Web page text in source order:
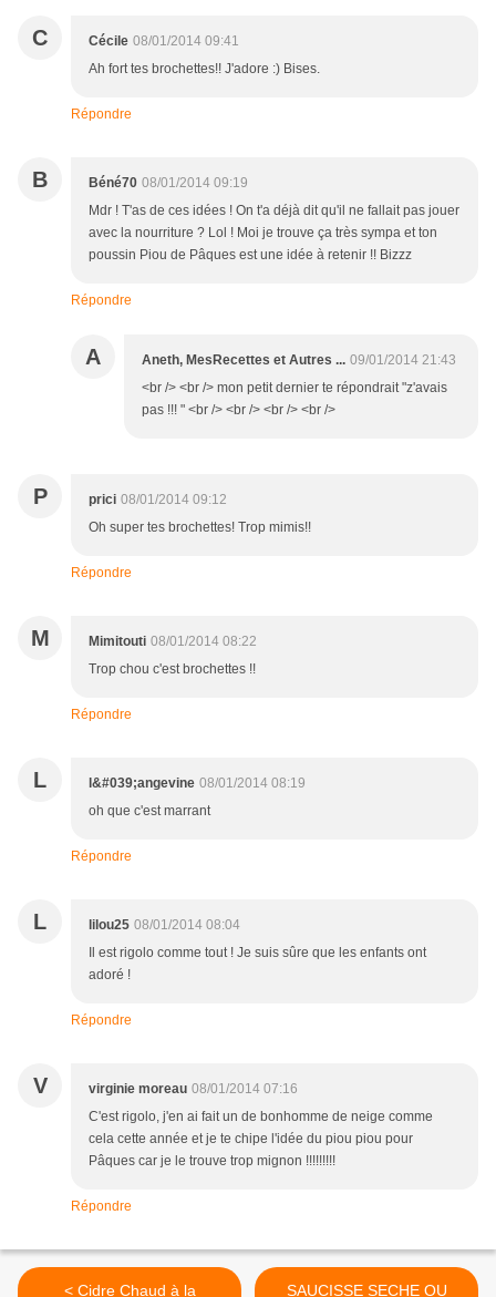
C Cécile 08/01/2014 09:41
Ah fort tes brochettes!! J'adore :) Bises.
Répondre
B Béné70 08/01/2014 09:19
Mdr ! T'as de ces idées ! On t'a déjà dit qu'il ne fallait pas jouer
avec la nourriture ? Lol ! Moi je trouve ça très sympa et ton
poussin Piou de Pâques est une idée à retenir !! Bizzz
Répondre
A Aneth, MesRecettes et Autres ... 09/01/2014 21:43
<br /> <br /> mon petit dernier te répondrait "z'avais
pas !!! " <br /> <br /> <br /> <br />
P prici 08/01/2014 09:12
Oh super tes brochettes! Trop mimis!!
Répondre
M Mimitouti 08/01/2014 08:22
Trop chou c'est brochettes !!
Répondre
L l&#039;angevine 08/01/2014 08:19
oh que c'est marrant
Répondre
L lilou25 08/01/2014 08:04
Il est rigolo comme tout ! Je suis sûre que les enfants ont
adoré !
Répondre
V virginie moreau 08/01/2014 07:16
C'est rigolo, j'en ai fait un de bonhomme de neige comme
cela cette année et je te chipe l'idée du piou piou pour
Pâques car je le trouve trop mignon !!!!!!!!!
Répondre
< Cidre Chaud à la SAUCISSE SECHE OU